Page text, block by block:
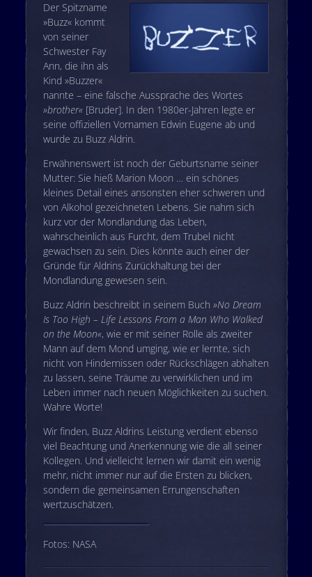
Der Spitzname
»Buzz« kommt
von seiner
Schwester Fay
Ann, die ihn als
Kind »Buzzer«
nannte – eine falsche Aussprache des Wortes
»brother«[Bruder]. In den 1980er-Jahren legte er
seine offiziellen Vornamen Edwin Eugene ab und
wurde zu Buzz Aldrin.
Erwähnenswert ist noch der Geburtsname seiner
Mutter: Sie hieß Marion Moon … ein schönes
kleines Detail eines ansonsten eher schweren und
von Alkohol gezeichneten Lebens. Sie nahm sich
kurz vor der Mondlandung das Leben,
wahrscheinlich aus Furcht, dem Trubel nicht
gewachsen zu sein. Dies könnte auch einer der
Gründe für Aldrins Zurückhaltung bei der
Mondlandung gewesen sein.
Buzz Aldrin beschreibt in seinem Buch »No Dream
Is Too High – Life Lessons From a Man Who Walked
on the Moon«, wie er mit seiner Rolle als zweiter
Mann auf dem Mond umging, wie er lernte, sich
nicht von Hindernissen oder Rückschlägen abhalten
zu lassen, seine Träume zu verwirklichen und im
Leben immer nach neuen Möglichkeiten zu suchen.
Wahre Worte!
Wir finden, Buzz Aldrins Leistung verdient ebenso
viel Beachtung und Anerkennung wie die all seiner
Kollegen. Und vielleicht lernen wir damit ein wenig
mehr, nicht immer nur auf die Ersten zu blicken,
sondern die gemeinsamen Errungenschaften
wertzuschätzen.
Fotos: NASA